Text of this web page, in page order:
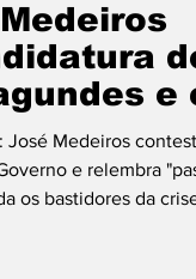
e
José Medeiros
e relembra
os bastidores da